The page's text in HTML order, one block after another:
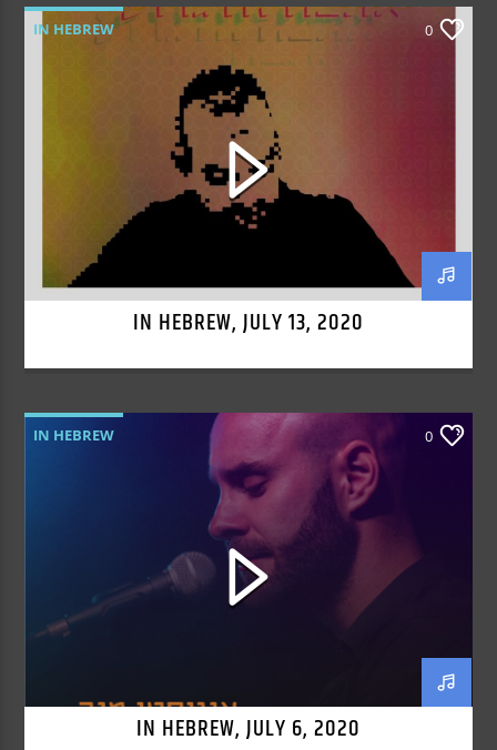
IN HEBREW 0
IN HEBREW, JULY 13, 2020
IN HEBREW 0
IN HEBREW, JULY 6, 2020